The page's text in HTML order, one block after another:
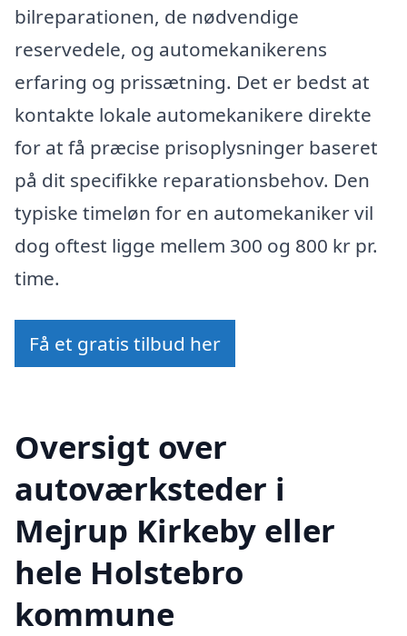
bilreparationen, de nødvendige
reservedele, og automekanikerens
erfaring og prissætning. Det er bedst at
kontakte lokale automekanikere direkte
for at få præcise prisoplysninger baseret
på dit specifikke reparationsbehov. Den
typiske timeløn for en automekaniker vil
dog oftest ligge mellem 300 og 800 kr pr.
time.
Få et gratis tilbud her
Oversigt over
autoværksteder i
Mejrup Kirkeby eller
hele Holstebro
kommune